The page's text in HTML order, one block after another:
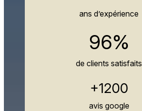
ans d’expérience
96%
de clients satisfaits
+1200
avis google